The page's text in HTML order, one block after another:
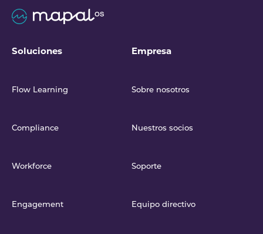
Soluciones
Flow Learning
Compliance
Workforce
Engagement
Empresa
Sobre nosotros
Nuestros socios
Soporte
Equipo directivo